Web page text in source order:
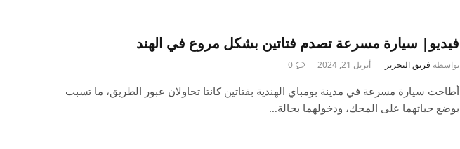
فيديو| سيارة مسرعة تصدم فتاتين بشكل مروع في الهند
بواسطة فريق التحرير أبريل 21, 2024 0
أطاحت سيارة مسرعة في مدينة بومباي الهندية بفتاتين كانتا تحاولان عبور الطريق، ما تسبب
بوضع حياتهما على المحك، ودخولهما بحالة…